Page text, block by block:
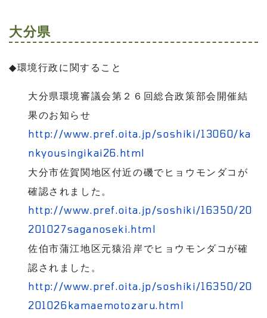
大分県
◆環境行政に関すること
大分県環境審議会第２６回総合政策部会開催結
果のお知らせ
http://www.pref.oita.jp/soshiki/13060/ka
nkyousingikai26.html
大分市佐賀関地区付近の磯でヒョウモンダコが
確認されました。
http://www.pref.oita.jp/soshiki/16350/20
201027saganoseki.html
佐伯市蒲江地区元猿沿岸でヒョウモンダコが確
認されました。
http://www.pref.oita.jp/soshiki/16350/20
201026kamaemotozaru.html